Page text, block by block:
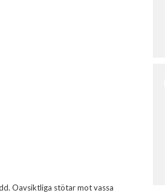
Oavsiktliga stötar mot vassa